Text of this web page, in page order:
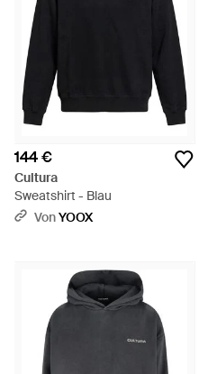
144 €
Cultura
Sweatshirt - Blau
VonYOOX